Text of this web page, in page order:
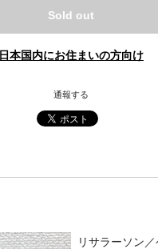
Sold out
日本国内にお住まいの方向け
通報する
リサラーソン